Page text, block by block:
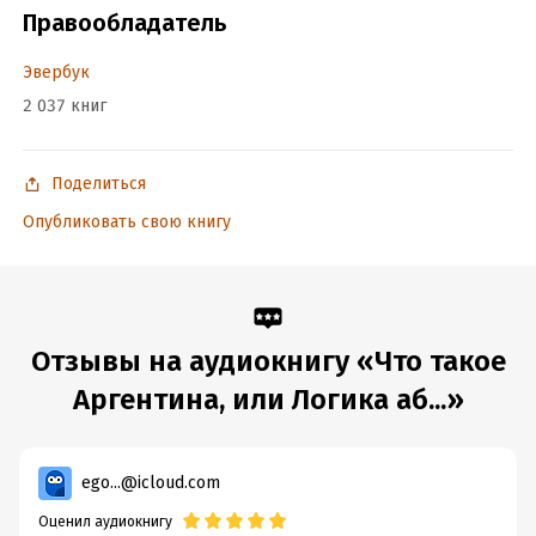
Правообладатель
Эвербук
2 037 книг
Поделиться
Опубликовать свою книгу
Отзывы на аудиокнигу «Что такое
Аргентина, или Логика аб...»
ego...@icloud.com
Оценил аудиокнигу